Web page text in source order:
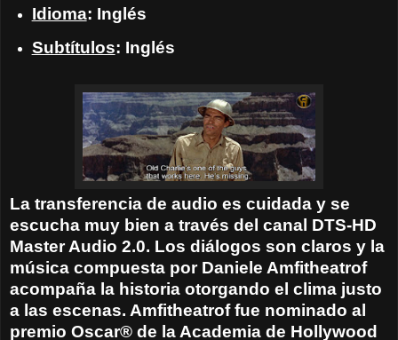
Idioma: Inglés
Subtítulos: Inglés
La transferencia de audio es cuidada y se
escucha muy bien a través del canal DTS-HD
Master Audio 2.0. Los diálogos son claros y la
música compuesta por Daniele Amfitheatrof
acompaña la historia otorgando el clima justo
a las escenas. Amfitheatrof fue nominado al
premio Oscar® de la Academia de Hollywood